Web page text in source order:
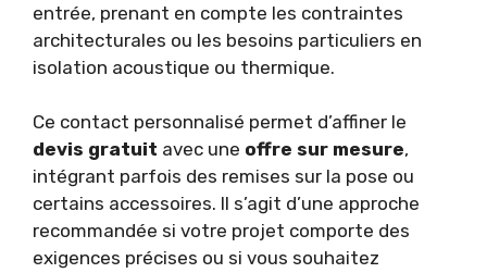
entrée, prenant en compte les contraintes
architecturales ou les besoins particuliers en
isolation acoustique ou thermique.
Ce contact personnalisé permet d’affiner le
devis gratuit avec une offre sur mesure,
intégrant parfois des remises sur la pose ou
certains accessoires. Il s’agit d’une approche
recommandée si votre projet comporte des
exigences précises ou si vous souhaitez